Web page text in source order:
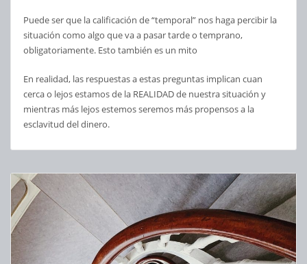
Puede ser que la calificación de “temporal” nos haga percibir la
situación como algo que va a pasar tarde o temprano,
obligatoriamente. Esto también es un mito
En realidad, las respuestas a estas preguntas implican cuan
cerca o lejos estamos de la REALIDAD de nuestra situación y
mientras más lejos estemos seremos más propensos a la
esclavitud del dinero.